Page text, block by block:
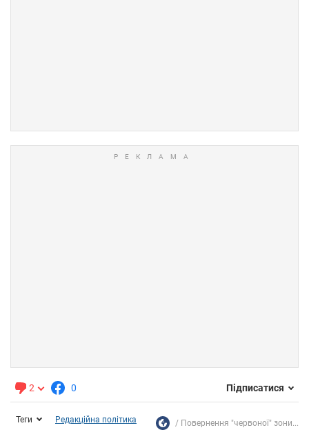
2 0 Підписатися
Теги Редакційна політика Повернення "червоної" зони...